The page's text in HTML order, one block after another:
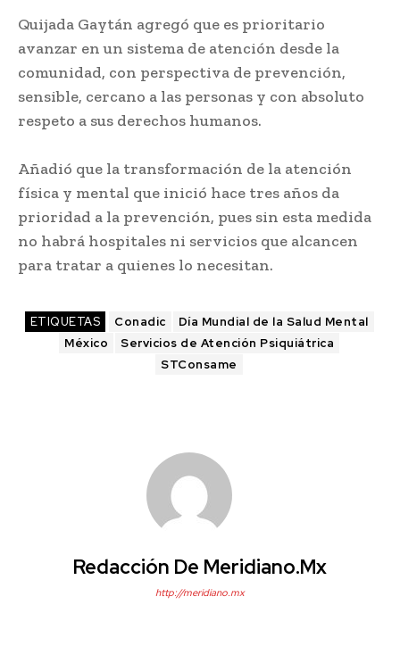
Quijada Gaytán agregó que es prioritario
avanzar en un sistema de atención desde la
comunidad, con perspectiva de prevención,
sensible, cercano a las personas y con absoluto
respeto a sus derechos humanos.
Añadió que la transformación de la atención
física y mental que inició hace tres años da
prioridad a la prevención, pues sin esta medida
no habrá hospitales ni servicios que alcancen
para tratar a quienes lo necesitan.
ETIQUETAS Conadic
Día Mundial de la Salud Mental
México
Servicios de Atención Psiquiátrica
STConsame
Redacción De Meridiano.mx
http://meridiano.mx